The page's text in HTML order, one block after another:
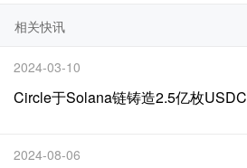
相关快讯
2024-03-10
Circle于Solana链铸造2.5亿枚USDC
2024-08-06